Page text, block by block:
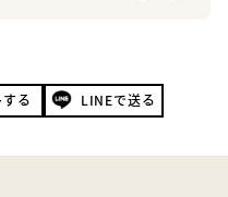
る LINEで送る